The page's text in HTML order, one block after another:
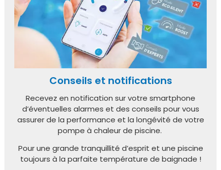
Conseils et notifications
Recevez en notification sur votre smartphone
d’éventuelles alarmes et des conseils pour vous
assurer de la performance et la longévité de votre
pompe à chaleur de piscine.
Pour une grande tranquillité d’esprit et une piscine
toujours à la parfaite température de baignade !